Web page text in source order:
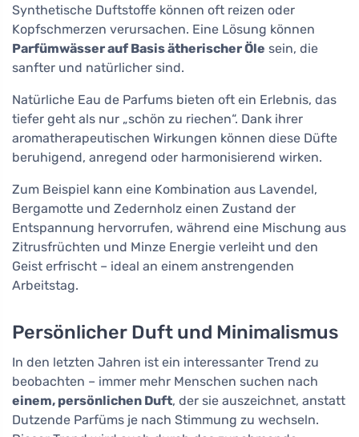
Synthetische Duftstoffe können oft reizen oder
Kopfschmerzen verursachen. Eine Lösung können
Parfümwässer auf Basis ätherischer Öle sein, die
sanfter und natürlicher sind.
Natürliche Eau de Parfums bieten oft ein Erlebnis, das
tiefer geht als nur „schön zu riechen“. Dank ihrer
aromatherapeutischen Wirkungen können diese Düfte
beruhigend, anregend oder harmonisierend wirken.
Zum Beispiel kann eine Kombination aus Lavendel,
Bergamotte und Zedernholz einen Zustand der
Entspannung hervorrufen, während eine Mischung aus
Zitrusfrüchten und Minze Energie verleiht und den
Geist erfrischt – ideal an einem anstrengenden
Arbeitstag.
Persönlicher Duft und Minimalismus
In den letzten Jahren ist ein interessanter Trend zu
beobachten – immer mehr Menschen suchen nach
einem, persönlichen Duft, der sie auszeichnet, anstatt
Dutzende Parfüms je nach Stimmung zu wechseln.